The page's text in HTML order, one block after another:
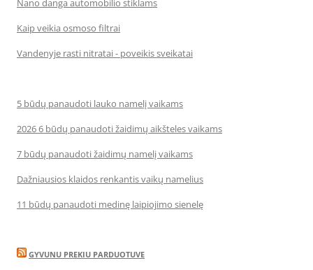
Nano danga automobilio stiklams
Kaip veikia osmoso filtrai
Vandenyje rasti nitratai - poveikis sveikatai
5 būdų panaudoti lauko namelį vaikams
2026 6 būdų panaudoti žaidimų aikšteles vaikams
7 būdų panaudoti žaidimų namelį vaikams
Dažniausios klaidos renkantis vaikų namelius
11 būdų panaudoti medinę laipiojimo sienelę
GYVUNU PREKIU PARDUOTUVE